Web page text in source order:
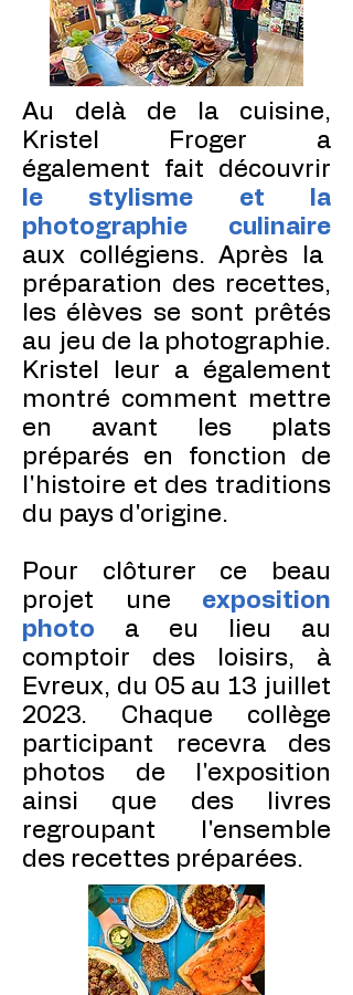
Au delà de la cuisine,
Kristel Froger a
également fait découvrir
le stylisme et la
photographie culinaire
aux collégiens. Après la
préparation des recettes,
les élèves se sont prêtés
au jeu de la photographie.
Kristel leur a également
montré comment mettre
en avant les plats
préparés en fonction de
l'histoire et des traditions
du pays d'origine.
Pour clôturer ce beau
projet une exposition
photo a eu lieu au
comptoir des loisirs, à
Evreux, du 05 au 13 juillet
2023. Chaque collège
participant recevra des
photos de l'exposition
ainsi que des livres
regroupant l'ensemble
des recettes préparées.